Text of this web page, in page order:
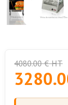
4080.00 € HT